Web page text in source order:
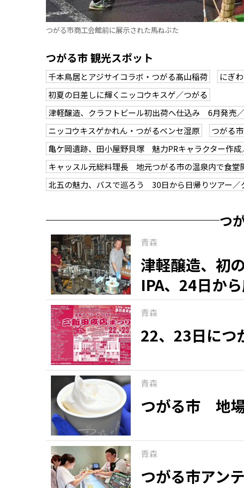
つがる市商工会館前に展示された馬ねぶた
つがる市 観光スポット
千本鳥居とアジサイコラボ・つがる髙山稲荷
にぎ
初夏の日差しに輝くニッコウキスゲ／つがる
津軽醸造、クラフトビール初出荷へ仕込み 6月発売
ニッコウキスゲかれん・つがるベンセ湿原
つがる
亀ケ岡遺跡、田小屋野貝塚 魅力PRキャラクター作成
キャッスル元総料理長 地元つがる市の温泉内で食堂
北五の魅力、バスで巡ろう 30日から日帰りツアー／
つ
青森
津軽醸造、初
IPA、24日か
青森
22、23日につ
青森
つがる市 地
青森
つがる市アン